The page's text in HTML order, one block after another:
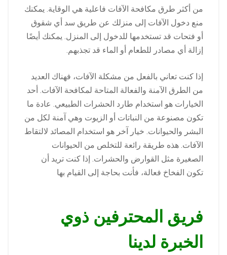
من أكثر طرق مكافحة الآفات فاعلية هي الوقاية. يمكنك
منع دخول الآفات إلى منزلك عن طريق سد أي شقوق
أو فتحات قد تستخدمها للدخول إلى المنزل. يمكنك أيضًا
إزالة أي مصادر للطعام أو الماء قد تجذبهم.
إذا كنت تعاني بالفعل من مشكلة الآفات، فهناك العديد
من الطرق الآمنة والفعالة المتاحة لمكافحة الآفات. أحد
الخيارات هو استخدام طارد الحشرات الطبيعي. عادة ما
تكون مصنوعة من النباتات أو الزيوت وهي آمنة لكل من
البشر والحيوانات. خيار آخر هو استخدام المصائد لالتقاط
الآفات. هذه طريقة رائعة للتخلص من الحيوانات
الصغيرة مثل القوارض والحشرات. إذا كنت تريد أن
تكون الفخاخ فعالة، فأنت بحاجة إلى القيام بها
فريق المحترفين ذوي
الخبرة لدينا